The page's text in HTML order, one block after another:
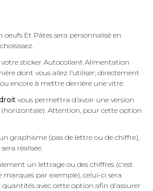
Et Pâtes sera personnalisé en
sticker Autocollant Alimentation
dont vous allez l’utiliser; directement
encore à mettre derrière une vitre.
vous permettra d’avoir une version
(horizontale). Attention, pour cette option
graphisme (pas de lettre ou de chiffre),
réalisée.
un lettrage ou des chiffres (c'est
marques par exemple), celui-ci sera
avec cette option afin d'assurer